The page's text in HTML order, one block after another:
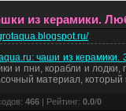
из керамики.
чаши из керамики.
и пни, корабли и
материал, который
: 466 | Рейтинг: 0.0/0